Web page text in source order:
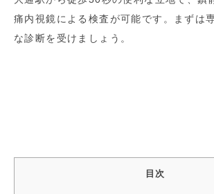
痛内視鏡による検査が可能です。まずは
な診断を受けましょう。
目次